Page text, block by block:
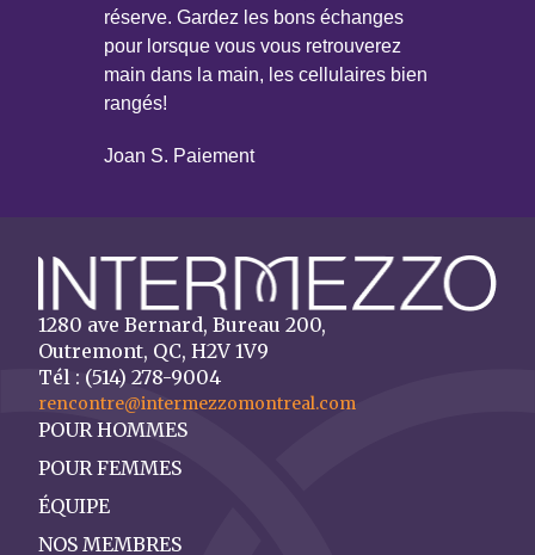
réserve. Gardez les bons échanges
pour lorsque vous vous retrouverez
main dans la main, les cellulaires bien
rangés!
Joan S. Paiement
1280 ave Bernard, Bureau 200,
Outremont, QC, H2V 1V9
Tél : (514) 278-9004
rencontre@intermezzomontreal.com
POUR HOMMES
POUR FEMMES
ÉQUIPE
NOS MEMBRES